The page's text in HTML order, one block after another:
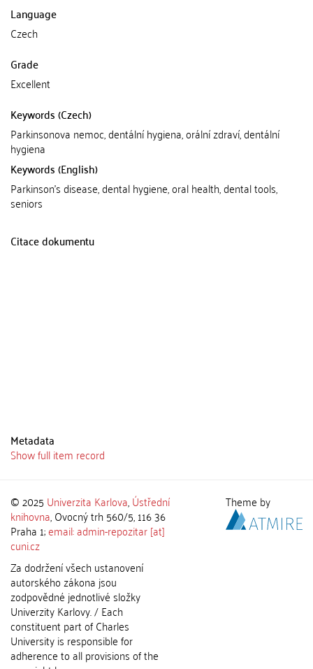
Language
Czech
Grade
Excellent
Keywords (Czech)
Parkinsonova nemoc, dentální hygiena, orální zdraví, dentální
hygiena
Keywords (English)
Parkinson's disease, dental hygiene, oral health, dental tools,
seniors
Citace dokumentu
Metadata
Show full item record
© 2025 Univerzita Karlova,Ústřední
knihovna, Ovocný trh 560/5, 116 36
Praha 1;email: admin-repozitar [at]
cuni.cz
Za dodržení všech ustanovení
autorského zákona jsou
zodpovědné jednotlivé složky
Univerzity Karlovy. / Each
constituent part of Charles
University is responsible for
adherence to all provisions of the
Theme by